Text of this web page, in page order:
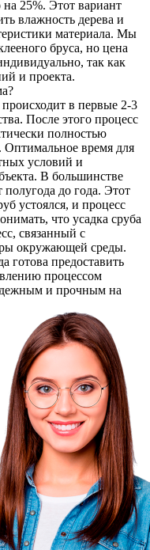
на 25%. Этот вариант
влажность дерева и
материала. Мы
бруса, но цена
так как
и проекта.
в первые 2-3
После этого процесс
полностью
Оптимальное время для
условий и
В большинстве
до года. Этот
устоялся, и процесс
что усадка сруба
связанный с
окружающей среды.
готова предоставить
процессом
и прочным на